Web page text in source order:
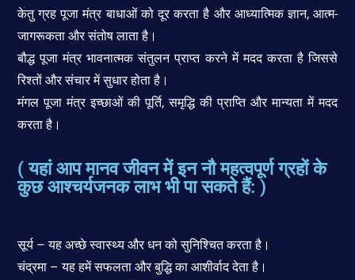
केतु ग्रह पूजा मंत्र बाधाओं को दूर करता है और आध्यात्मिक ज्ञान, आत्म-
जागरूकता और संतोष लाता है।
बौद्ध पूजा मंत्र भावनात्मक संतुलन प्राप्त करने में मदद करता है जिससे
रिश्तों और संचार में सुधार होता है।
मंगल पूजा मंत्र इच्छाओं की पूर्ति, समृद्धि की प्राप्ति और मान्यता में मदद
करता है।
( यहां आप मानव जीवन में इन नौ महत्वपूर्ण ग्रहों के
कुछ आश्चर्यजनक लाभ भी पा सकते हैं: )
सूर्य – यह अच्छे स्वास्थ्य और धन को सुनिश्चित करता है।
चंद्रमा – यह हमें सफलता और बुद्धि का आशीर्वाद देता है।